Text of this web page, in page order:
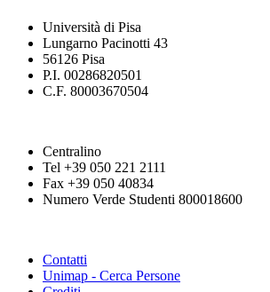
Università di Pisa
Lungarno Pacinotti 43
56126 Pisa
P.I. 00286820501
C.F. 80003670504
Centralino
Tel +39 050 221 2111
Fax +39 050 40834
Numero Verde Studenti 800018600
Contatti
Unimap - Cerca Persone